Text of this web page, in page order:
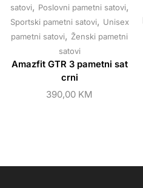
satovi, Poslovni pametni satovi,
Sportski pametni satovi, Unisex
pametni satovi, Ženski pametni
satovi
Amazfit GTR 3 pametni sat
crni
390,00 KM